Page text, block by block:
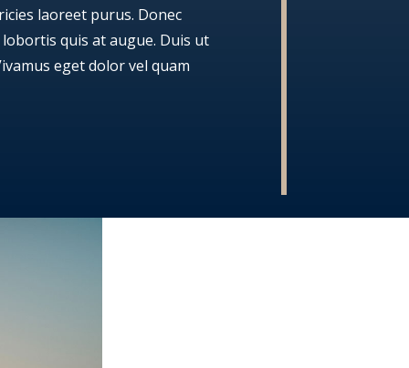
laoreet purus. Donec
quis at augue. Duis ut
eget dolor vel quam